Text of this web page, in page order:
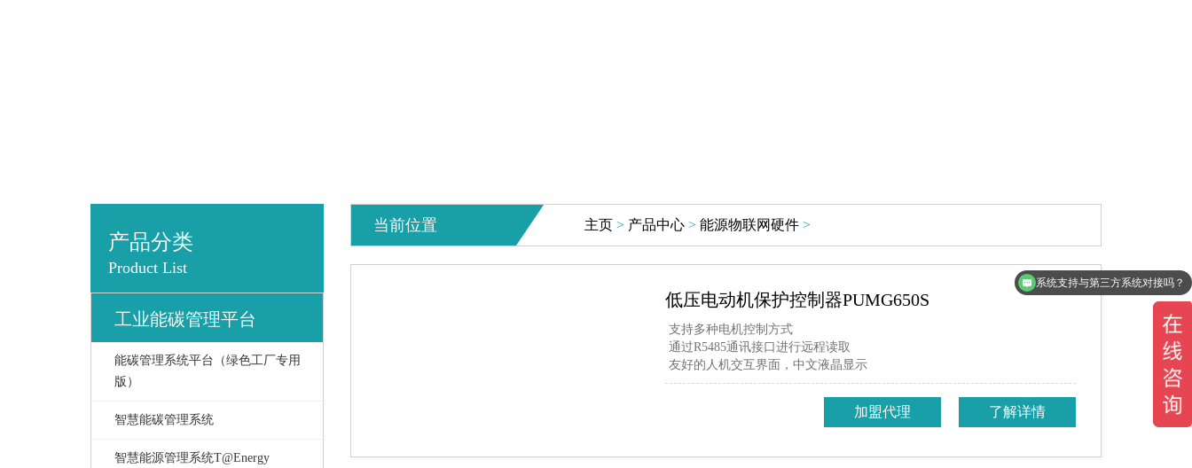
产品分类
Product List
工业能碳管理平台
能碳管理系统平台（绿色工厂专用
版）
智慧能碳管理系统
智慧能源管理系统T@Energy
当前位置 主页> 产品中心> 能源物联网硬件>
低压电动机保护控制器PUMG650S
支持多种电机控制方式
通过R5485通讯接口进行远程读取
友好的人机交互界面，中文液晶显示
加盟代理 了解详情
系统支持与第三方系统对接吗？